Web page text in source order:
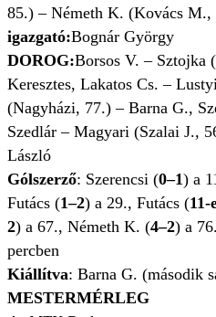
85.) – Németh K. (Kovács M.,
igazgató:Bognár György
DOROG:Borsos V. – Sztojka
Keresztes, Lakatos Cs. –
(Nagyházi, 77.) – Barna G.,
Szedlár – Magyari (Szalai J.,
László
Gólszerző: Szerencsi (0–1) a
Futács (1–2) a 29., Futács (11-
2) a 67., Németh K. (4–2) a
percben
Kiállítva: Barna G. (második
MESTERMÉRLEG